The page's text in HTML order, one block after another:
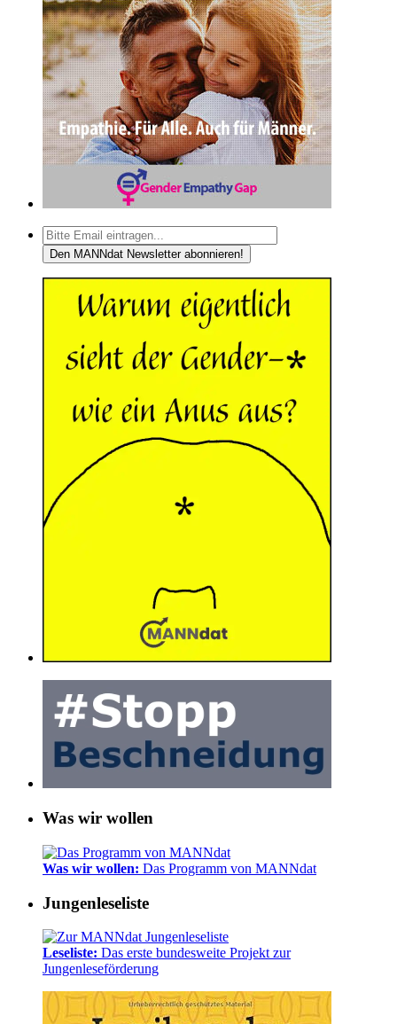
Was wir wollen
Was wir wollen: Das Programm von MANNdat
Jungenleseliste
Leseliste: Das erste bundesweite Projekt zur
Jungenleseförderung